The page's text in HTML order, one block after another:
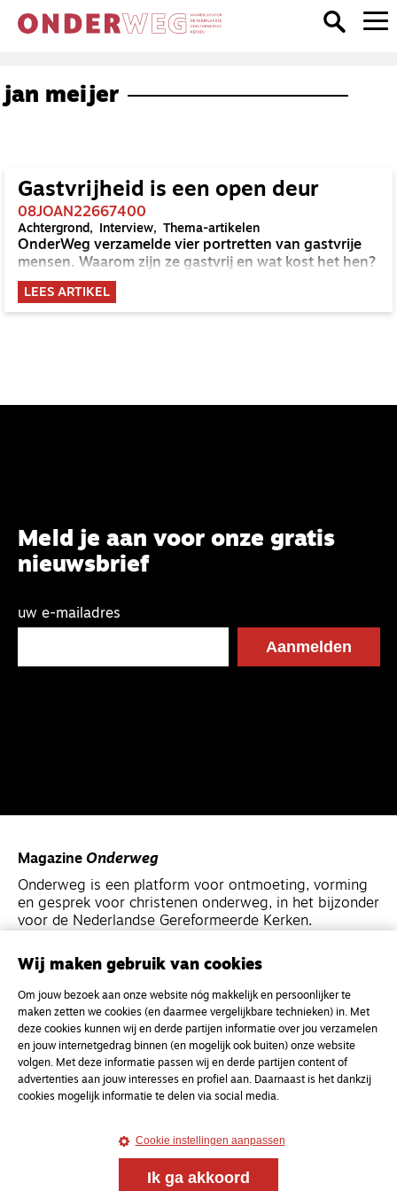
jan meijer
Gastvrijheid is een open deur
08JOAN22667400
Achtergrond Interview Thema-artikelen
OnderWeg verzamelde vier portretten van gastvrije
mensen. Waarom zijn ze gastvrij en wat kost het hen?
LEES ARTIKEL
Meld je aan voor onze gratis
nieuwsbrief
uw e-mailadres
Magazine Onderweg
Onderweg is een platform voor ontmoeting, vorming
en gesprek voor christenen onderweg, in het bijzonder
voor de Nederlandse Gereformeerde Kerken.
MagazineOnderweg
Kvk-nummer 33277063
NL46 INGB 0117 5827 86
info@onderwegonline.nl
Wij maken gebruik van cookies
Om jouw bezoek aan onze website nóg makkelijk en persoonlijker te
maken zetten we cookies (en daarmee vergelijkbare technieken) in. Met
deze cookies kunnen wij en derde partijen informatie over jou verzamelen
en jouw internetgedrag binnen (en mogelijk ook buiten) onze website
volgen. Met deze informatie passen wij en derde partijen content of
advertenties aan jouw interesses en profiel aan. Daarnaast is het dankzij
cookies mogelijk informatie te delen via social media.
Cookie instellingen aanpassen
Ik ga akkoord